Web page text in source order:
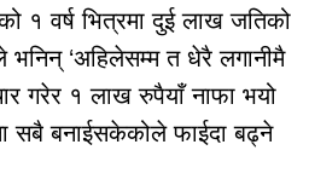
१ वर्ष भित्रमा दुई लाख जतिको
भनिन् ‘अहिलेसम्म त धेरै लगानीमै
गरेर १ लाख रुपैयाँ नाफा भयो
सबै बनाईसकेकोले फाईदा बढ्ने